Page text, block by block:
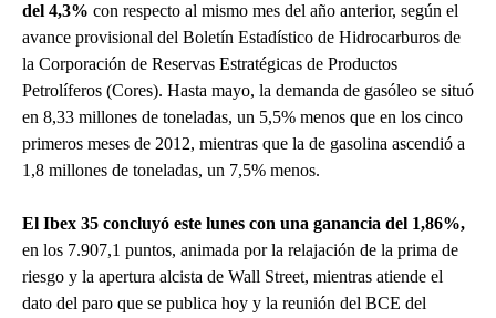
del 4,3% con respecto al mismo mes del año anterior, según el
avance provisional del Boletín Estadístico de Hidrocarburos de
la Corporación de Reservas Estratégicas de Productos
Petrolíferos (Cores). Hasta mayo, la demanda de gasóleo se situó
en 8,33 millones de toneladas, un 5,5% menos que en los cinco
primeros meses de 2012, mientras que la de gasolina ascendió a
1,8 millones de toneladas, un 7,5% menos.
El Ibex 35 concluyó este lunes con una ganancia del 1,86%,
en los 7.907,1 puntos, animada por la relajación de la prima de
riesgo y la apertura alcista de Wall Street, mientras atiende el
dato del paro que se publica hoy y la reunión del BCE del